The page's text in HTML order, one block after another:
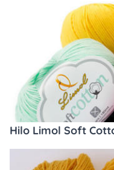
Hilo Limol Soft